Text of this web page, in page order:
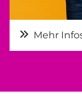
Mehr